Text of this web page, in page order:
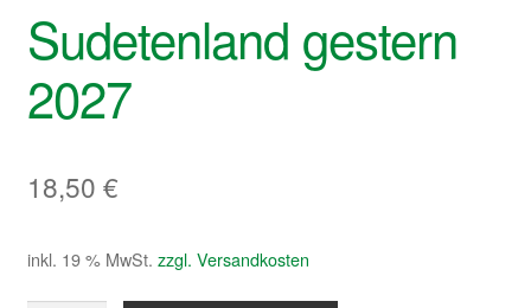
Sudetenland gestern
2027
18,50 €
inkl. 19 % MwSt. zzgl. Versandkosten